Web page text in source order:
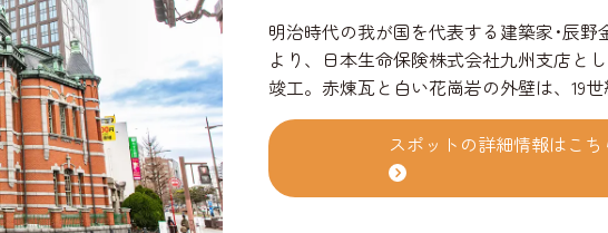
明治時代の我が国を代表する建築家･辰野
より、日本生命保険株式会社九州支店と
竣工。赤煉瓦と白い花崗岩の外壁は、19
で、ほかに尖塔やドームなど、小規模な
平成2年（1990）まで市歴史資料館として
(1994)２月、有料の会議室等を備えた市民
文化館」としてオープン。そして，2019年
スポットの詳細情報はこち